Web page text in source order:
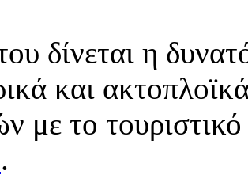
δίνεται η
και
με το
.